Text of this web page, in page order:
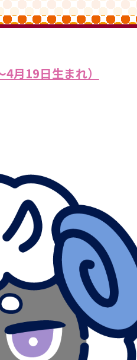
月19日生まれ）